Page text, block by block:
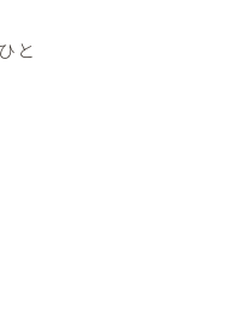
と